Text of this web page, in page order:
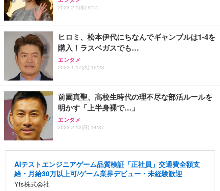
2023.2.1(水) 9:44
ヒロミ、松本伊代にちなんでギャンブルは1-4を
購入！ラスベガスでも…
エンタメ
2023.1.17(火) 15:23
前園真聖、高校生時代の理不尽な部活ルールを
明かす「上半身裸で…」
エンタメ
2023.2.12(日) 14:37
AIテストエンジニアゲーム品質検証「正社員」交通費全額支
給・月給30万以上可/ゲーム業界デビュー・未経験歓迎
Yts株式会社